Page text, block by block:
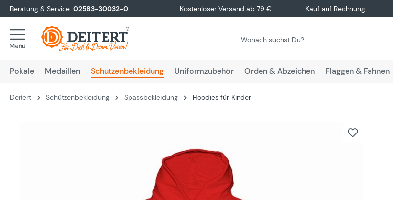
Zur Hauptnavigation springen
Beratung & Service: 02583-30032-0 Kostenloser Versand ab 79 € Kauf auf Rechnung
Pokale Medaillen Schützenbekleidung Uniformzubehör Orden & Abzeichen Flaggen & Fahnen
Deitert Schützenbekleidung Spassbekleidung Hoodies für Kinder